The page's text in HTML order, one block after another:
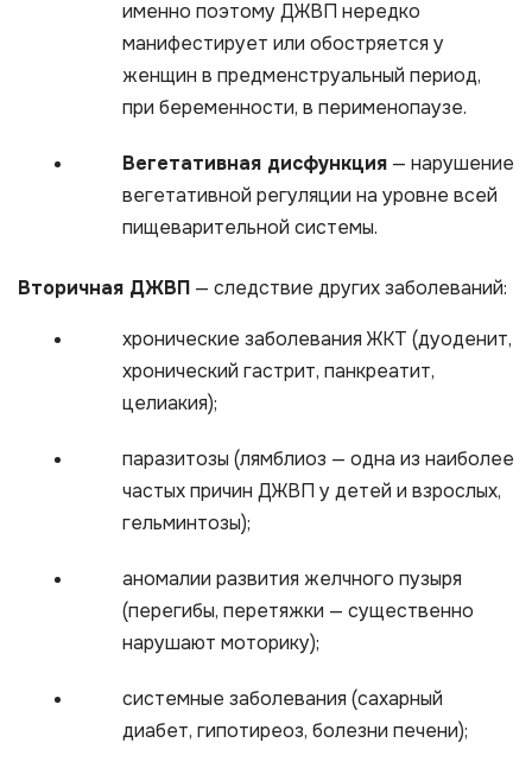
именно поэтому ДЖВП нередко
манифестирует или обостряется у
женщин в предменструальный период,
при беременности, в перименопаузе.
Вегетативная дисфункция — нарушение
вегетативной регуляции на уровне всей
пищеварительной системы.
Вторичная ДЖВП — следствие других заболеваний:
хронические заболевания ЖКТ (дуоденит,
хронический гастрит, панкреатит,
целиакия);
паразитозы (лямблиоз — одна из наиболее
частых причин ДЖВП у детей и взрослых,
гельминтозы);
аномалии развития желчного пузыря
(перегибы, перетяжки — существенно
нарушают моторику);
системные заболевания (сахарный
диабет, гипотиреоз, болезни печени);